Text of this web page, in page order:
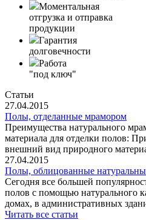
Моментальная
отгрузка и отправка
продукции
Гарантия
долговечности
Работа
"под ключ"
Статьи
27.04.2015
Полы, отделанные мрамором
Преимущества натурального
материала для отделки полов:
внешний вид природного
27.04.2015
Полы, облицованные
Сегодня все большей
полов с помощью натурального
домах, в административных
Читать все статьи